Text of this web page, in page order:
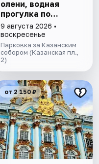
олени, водная
прогулка по
Ладожским шхерам
на катере,
знакомство с
лютеранской
кирхой.
9 августа 2026 •
воскресенье
Парковка за Казанским
собором (Казанская пл.,
2)
от 2 150 ₽